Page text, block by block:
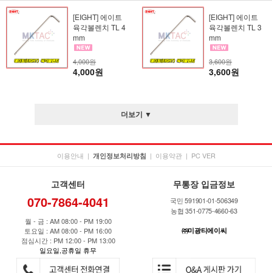
[EIGHT] 에이트
육각볼렌치 TL 4
mm
4,000원
4,000원
[EIGHT] 에이트
육각볼렌치 TL 3
mm
3,600원
3,600원
더보기 ▼
이용안내 | 개인정보처리방침 | 이용약관 | PC VER
고객센터
070-7864-4041
월 - 금 : AM 08:00 - PM 19:00
토요일 : AM 08:00 - PM 16:00
점심시간 : PM 12:00 - PM 13:00
일요일,공휴일 휴무
무통장 입금정보
국민 591901-01-506349
농협 351-0775-4660-63
㈜미광티에이씨